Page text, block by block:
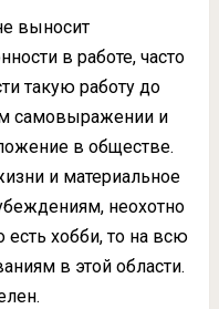
выносит
в работе, часто
такую работу до
самовыражении и
в обществе.
и материальное
неохотно
хобби, то на всю
в этой области.